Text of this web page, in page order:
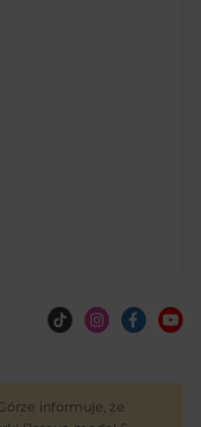
informuje, że